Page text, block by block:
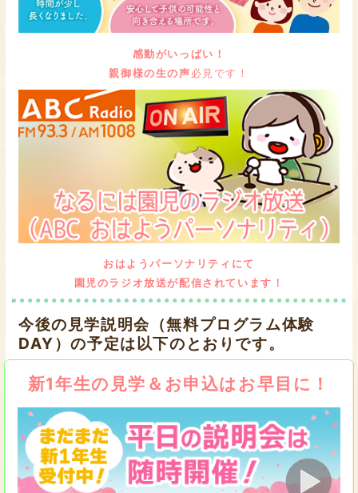
感動がいっぱい！
親御様の生の声 必見です！
おはようパーソナリティにて
園児のラジオ放送が配信されています！
今後の見学説明会（無料プログラム体験
DAY）の予定は以下のとおりです。
新1年生の見学＆お申込はお早目に！